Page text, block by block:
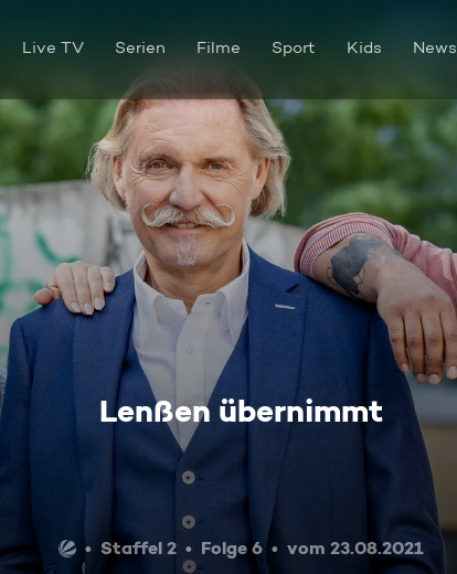
Live TV Serien Filme Sport Kids News
Lenßen übernimmt
Staffel 2 Folge 6 vom 23.08.2021